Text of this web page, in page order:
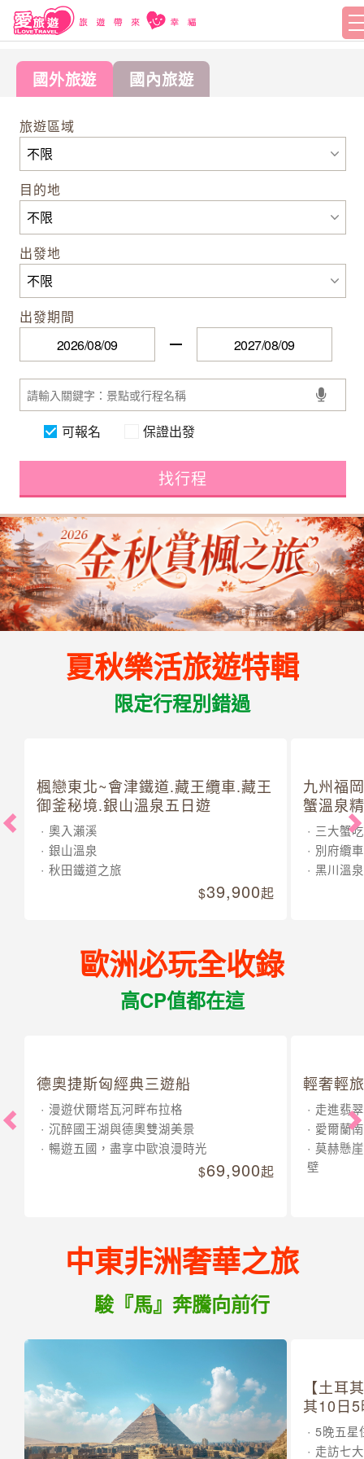
國外旅遊 國內旅遊
旅遊區域
目的地
出發地
出發期間
可報名 保證出發
找行程
夏秋樂活旅遊特輯
限定行程別錯過
楓戀東北~會津鐵道.藏王纜車.藏王
御釜秘境.銀山溫泉五日遊
奧入瀨溪
銀山溫泉
秋田鐵道之旅
39,900起
九州福
蟹溫泉
三大蟹
別府纜車
黑川溫泉
歐洲必玩全收錄
高CP值都在這
德奧捷斯匈經典三遊船
漫遊伏爾塔瓦河畔布拉格
沉醉國王湖與德奧雙湖美景
暢遊五國，盡享中歐浪漫時光
69,900起
輕奢輕
走進翡
愛爾蘭
莫赫懸
壁
中東非洲奢華之旅
駿『馬』奔騰向前行
【土耳
其10日
5晚五星
走訪七